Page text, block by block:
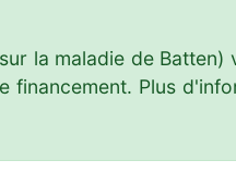
la maladie de Batten)
financement. Plus